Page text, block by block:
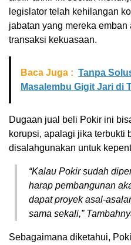
legislator telah kehilangan
jabatan yang mereka
transaksi kekuasaan.
Baca Juga : Tanpa
Masalembu Gigit Jari di
Dugaan jual beli Pokir ini
korupsi, apalagi jika terbukti
disalahgunakan untuk
“Kalau Pokir sudah
harap pembangunan
dapat proyek asal-
sama sekali,”
Sebagaimana diketahui,